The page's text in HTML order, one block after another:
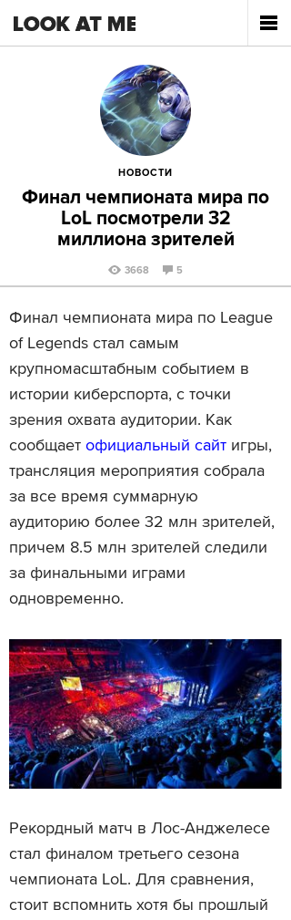
НОВОСТИ
Финал чемпионата мира по
LоL посмотрели 32
миллиона зрителей
3668 5
Финал чемпионата мира по League
of Legends стал самым
крупномасштабным событием в
истории киберспорта, с точки
зрения охвата аудитории. Как
сообщает официальный сайт игры,
трансляция мероприятия собрала
за все время суммарную
аудиторию более 32 млн зрителей,
причем 8.5 млн зрителей следили
за финальными играми
одновременно.
Рекордный матч в Лос-Анджелесе
стал финалом третьего сезона
чемпионата LoL. Для сравнения,
стоит вспомнить хотя бы прошлый